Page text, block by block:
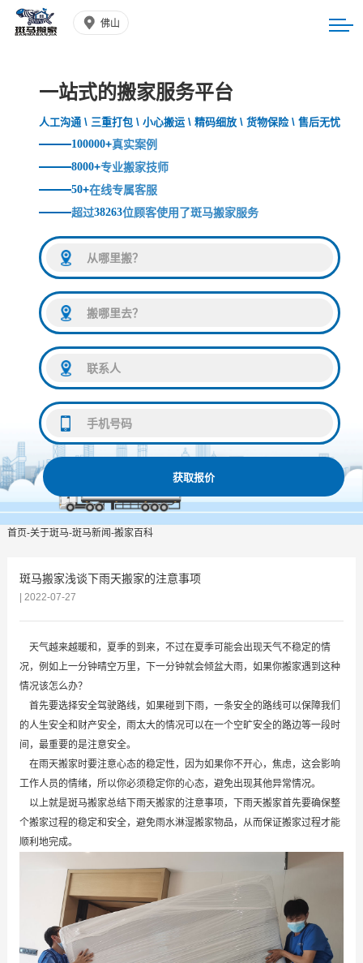
佛山
一站式的搬家服务平台
人工沟通 \ 三重打包 \ 小心搬运 \ 精码细放 \ 货物保险 \ 售后无忧
100000+真实案例
8000+专业搬家技师
50+在线专属客服
超过38263位顾客使用了斑马搬家服务
获取报价
首页-关于斑马-斑马新闻-搬家百科
斑马搬家浅谈下雨天搬家的注意事项
| 2022-07-27
天气越来越暖和，夏季的到来，不过在夏季可能会出现天气不稳定的情
况，例如上一分钟晴空万里，下一分钟就会倾盆大雨，如果你搬家遇到这种
情况该怎么办？
首先要选择安全驾驶路线，如果碰到下雨，一条安全的路线可以保障我们
的人生安全和财产安全，雨太大的情况可以在一个空旷安全的路边等一段时
间，最重要的是注意安全。
在雨天搬家时要注意心态的稳定性，因为如果你不开心，焦虑，这会影响
工作人员的情绪，所以你必须稳定你的心态，避免出现其他异常情况。
以上就是斑马搬家总结下雨天搬家的注意事项，下雨天搬家首先要确保整
个搬家过程的稳定和安全，避免雨水淋湿搬家物品，从而保证搬家过程才能
顺利地完成。